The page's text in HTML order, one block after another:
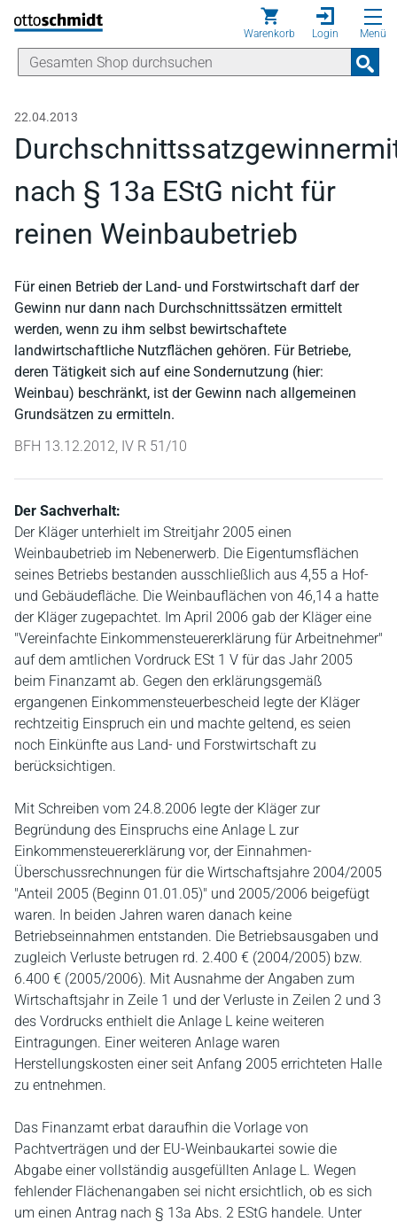
Direkt zum Inhalt
Warenkorb Login Menü
22.04.2013
nach § 13a EStG nicht für
reinen Weinbaubetrieb
Für einen Betrieb der Land- und Forstwirtschaft darf der
Gewinn nur dann nach Durchschnittssätzen ermittelt
werden, wenn zu ihm selbst bewirtschaftete
landwirtschaftliche Nutzflächen gehören. Für Betriebe,
deren Tätigkeit sich auf eine Sondernutzung (hier:
Weinbau) beschränkt, ist der Gewinn nach allgemeinen
Grundsätzen zu ermitteln.
BFH 13.12.2012, IV R 51/10
Der Sachverhalt:
Der Kläger unterhielt im Streitjahr 2005 einen
Weinbaubetrieb im Nebenerwerb. Die Eigentumsflächen
seines Betriebs bestanden ausschließlich aus 4,55 a Hof-
und Gebäudefläche. Die Weinbauflächen von 46,14 a hatte
der Kläger zugepachtet. Im April 2006 gab der Kläger eine
"Vereinfachte Einkommensteuererklärung für Arbeitnehmer"
auf dem amtlichen Vordruck ESt 1 V für das Jahr 2005
beim Finanzamt ab. Gegen den erklärungsgemäß
ergangenen Einkommensteuerbescheid legte der Kläger
rechtzeitig Einspruch ein und machte geltend, es seien
noch Einkünfte aus Land- und Forstwirtschaft zu
berücksichtigen.
Mit Schreiben vom 24.8.2006 legte der Kläger zur
Begründung des Einspruchs eine Anlage L zur
Einkommensteuererklärung vor, der Einnahmen-
Überschussrechnungen für die Wirtschaftsjahre 2004/2005
"Anteil 2005 (Beginn 01.01.05)" und 2005/2006 beigefügt
waren. In beiden Jahren waren danach keine
Betriebseinnahmen entstanden. Die Betriebsausgaben und
zugleich Verluste betrugen rd. 2.400 € (2004/2005) bzw.
6.400 € (2005/2006). Mit Ausnahme der Angaben zum
Wirtschaftsjahr in Zeile 1 und der Verluste in Zeilen 2 und 3
des Vordrucks enthielt die Anlage L keine weiteren
Eintragungen. Einer weiteren Anlage waren
Herstellungskosten einer seit Anfang 2005 errichteten Halle
zu entnehmen.
Das Finanzamt erbat daraufhin die Vorlage von
Pachtverträgen und der EU-Weinbaukartei sowie die
Abgabe einer vollständig ausgefüllten Anlage L. Wegen
fehlender Flächenangaben sei nicht ersichtlich, ob es sich
um einen Antrag nach § 13a Abs. 2 EStG handele. Unter